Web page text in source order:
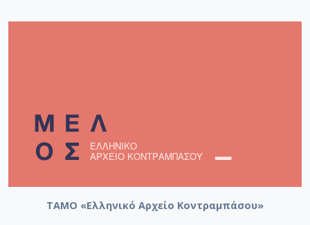
ΤΑΜΟ «Ελληνικό Αρχείο Κοντραμπάσου»